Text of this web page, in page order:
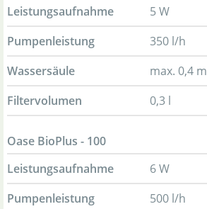
Leistungsaufnahme
5 W
Pumpenleistung
350 l/h
Wassersäule
max. 0,4 m
Filtervolumen
0,3 l
Oase BioPlus - 100
Leistungsaufnahme
6 W
Pumpenleistung
500 l/h